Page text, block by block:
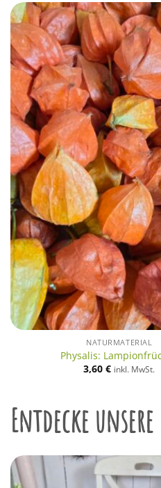
NATURMATERIAL
Physalis:
3,60€ inkl. MwSt.
Entdecke